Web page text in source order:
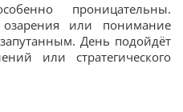
проницательны.
или понимание
День подойдёт
или стратегического